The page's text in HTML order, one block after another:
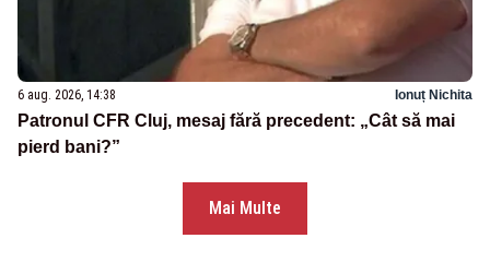
6 aug. 2026, 14:38 Ionuț Nichita
Patronul CFR Cluj, mesaj fără precedent: „Cât să mai
pierd bani?”
Mai Multe